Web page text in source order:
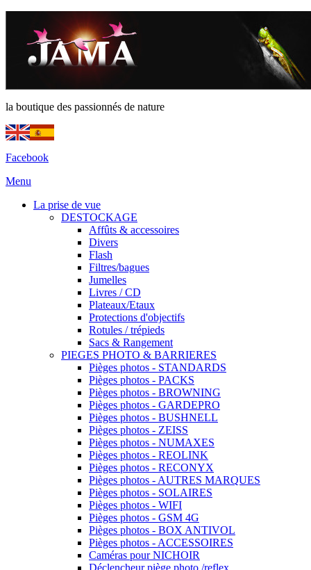
la boutique des passionnés de nature
Facebook
Menu
La prise de vue
DESTOCKAGE
Affûts & accessoires
Divers
Flash
Filtres/bagues
Jumelles
Livres / CD
Plateaux/Etaux
Protections d'objectifs
Rotules / trépieds
Sacs & Rangement
PIEGES PHOTO & BARRIERES
Pièges photos - STANDARDS
Pièges photos - PACKS
Pièges photos - BROWNING
Pièges photos - GARDEPRO
Pièges photos - BUSHNELL
Pièges photos - ZEISS
Pièges photos - NUMAXES
Pièges photos - REOLINK
Pièges photos - RECONYX
Pièges photos - AUTRES MARQUES
Pièges photos - SOLAIRES
Pièges photos - WIFI
Pièges photos - GSM 4G
Pièges photos - BOX ANTIVOL
Pièges photos - ACCESSOIRES
Caméras pour NICHOIR
Déclencheur piège photo /reflex